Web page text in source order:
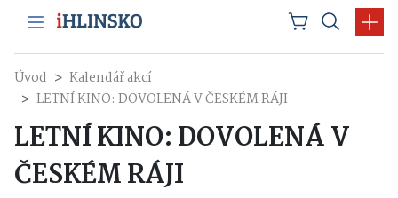
Úvod
Kalendář akcí
LETNÍ KINO: DOVOLENÁ V ČESKÉM RÁJI
LETNÍ KINO: DOVOLENÁ V
ČESKÉM RÁJI